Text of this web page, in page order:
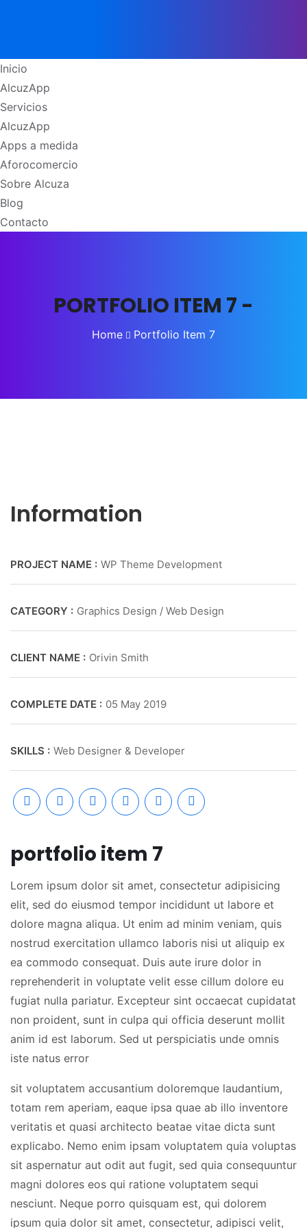
Inicio
AlcuzApp
Servicios
AlcuzApp
Apps a medida
Aforocomercio
Sobre Alcuza
Blog
Contacto
PORTFOLIO ITEM 7 -
Home Portfolio Item 7
Information
PROJECT NAME : WP Theme Development
CATEGORY : Graphics Design / Web Design
CLIENT NAME : Orivin Smith
COMPLETE DATE : 05 May 2019
SKILLS : Web Designer & Developer
portfolio item 7
Lorem ipsum dolor sit amet, consectetur adipisicing
elit, sed do eiusmod tempor incididunt ut labore et
dolore magna aliqua. Ut enim ad minim veniam, quis
nostrud exercitation ullamco laboris nisi ut aliquip ex
ea commodo consequat. Duis aute irure dolor in
reprehenderit in voluptate velit esse cillum dolore eu
fugiat nulla pariatur. Excepteur sint occaecat cupidatat
non proident, sunt in culpa qui officia deserunt mollit
anim id est laborum. Sed ut perspiciatis unde omnis
iste natus error
sit voluptatem accusantium doloremque laudantium,
totam rem aperiam, eaque ipsa quae ab illo inventore
veritatis et quasi architecto beatae vitae dicta sunt
explicabo. Nemo enim ipsam voluptatem quia voluptas
sit aspernatur aut odit aut fugit, sed quia consequuntur
magni dolores eos qui ratione voluptatem sequi
nesciunt. Neque porro quisquam est, qui dolorem
ipsum quia dolor sit amet, consectetur, adipisci velit,